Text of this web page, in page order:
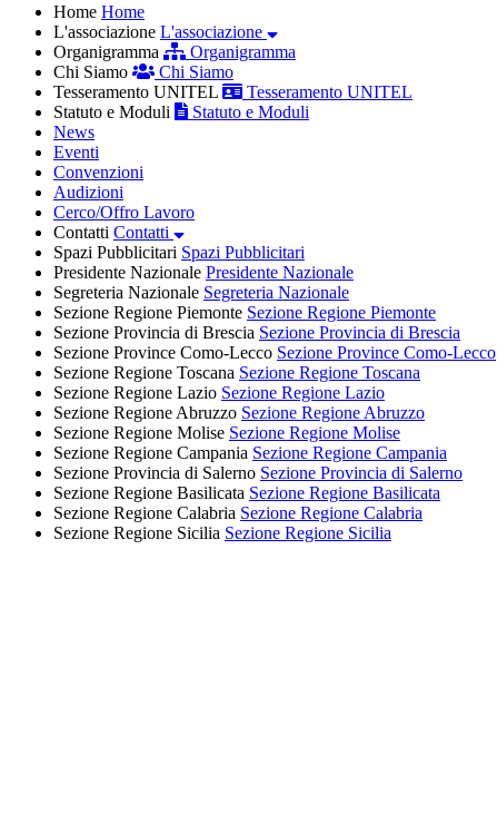
Home Home
L'associazione L'associazione
Organigramma
Organigramma
Chi Siamo
Chi Siamo
Tesseramento UNITEL
Tesseramento UNITEL
Statuto e Moduli
Statuto e Moduli
News
Eventi
Convenzioni
Audizioni
Cerco/Offro Lavoro
Contatti Contatti
Spazi Pubblicitari Spazi Pubblicitari
Presidente Nazionale Presidente Nazionale
Segreteria Nazionale Segreteria Nazionale
Sezione Regione Piemonte Sezione Regione Piemonte
Sezione Provincia di Brescia Sezione Provincia di Brescia
Sezione Province Como-Lecco Sezione Province Como-Lecco
Sezione Regione Toscana Sezione Regione Toscana
Sezione Regione Lazio Sezione Regione Lazio
Sezione Regione Abruzzo Sezione Regione Abruzzo
Sezione Regione Molise Sezione Regione Molise
Sezione Regione Campania Sezione Regione Campania
Sezione Provincia di Salerno Sezione Provincia di Salerno
Sezione Regione Basilicata Sezione Regione Basilicata
Sezione Regione Calabria Sezione Regione Calabria
Sezione Regione Sicilia Sezione Regione Sicilia